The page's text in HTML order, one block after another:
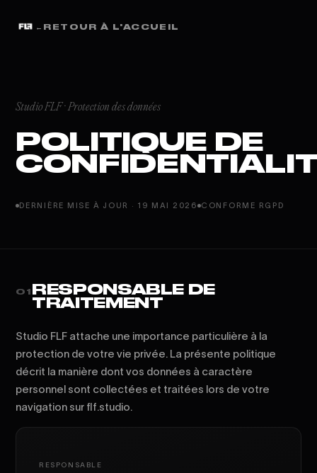
← RETOUR À L'ACCUEIL
Studio FLF · Protection des données
POLITIQUE DE
DERNIÈRE MISE À JOUR · 19 MAI 2026 CONFORME RGPD
01 RESPONSABLE DE
TRAITEMENT
Studio FLF attache une importance particulière à la
protection de votre vie privée. La présente politique
décrit la manière dont vos données à caractère
personnel sont collectées et traitées lors de votre
navigation sur flf.studio.
RESPONSABLE